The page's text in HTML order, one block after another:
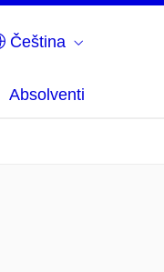
Čeština
Absolventi